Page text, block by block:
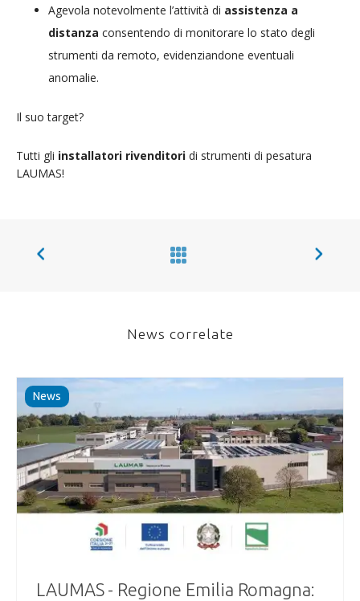
Agevola notevolmente l’attività di assistenza a
distanza consentendo di monitorare lo stato degli
strumenti da remoto, evidenziandone eventuali
anomalie.
Il suo target?
Tutti gli installatori rivenditori di strumenti di pesatura
LAUMAS!
News correlate
News
LAUMAS - Regione Emilia Romagna: